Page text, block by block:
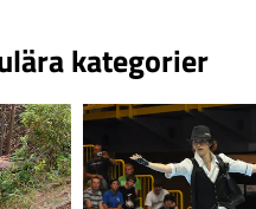
kategorier